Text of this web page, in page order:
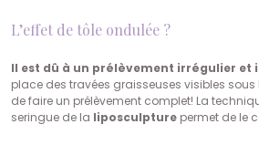
L’effet de tôle ondulée ?
Il est dû à un prélèvement irrégulier et
place des travées graisseuses visibles
de faire un prélèvement complet! La
seringue de la liposculpture permet de le